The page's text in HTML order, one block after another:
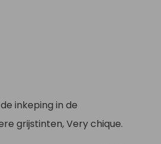
inkeping in de
grijstinten, Very chique.